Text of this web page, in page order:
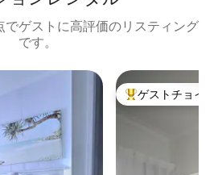
でゲストに高評価のリスティング
です。
です。 大好評のゲスト
ゲストチョイス